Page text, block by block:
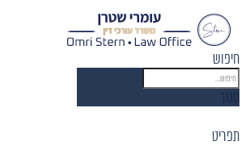
חיפוש
תפריט